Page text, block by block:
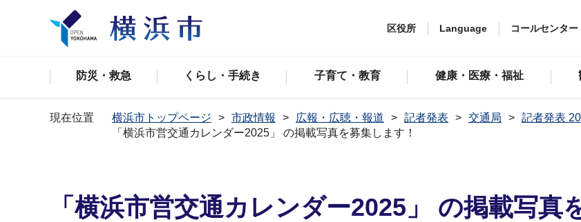
区役所 Language コールセンター
防災・救急 くらし・手続き 子育て・教育 健康・医療・福祉
現在位置 横浜市トップページ 市政情報 広報・広聴・報道 記者発表 交通局
記者発表
「横浜市営交通カレンダー2025」 の掲載写真を募集します！
「横浜市営交通カレンダー2025」 の掲載写真